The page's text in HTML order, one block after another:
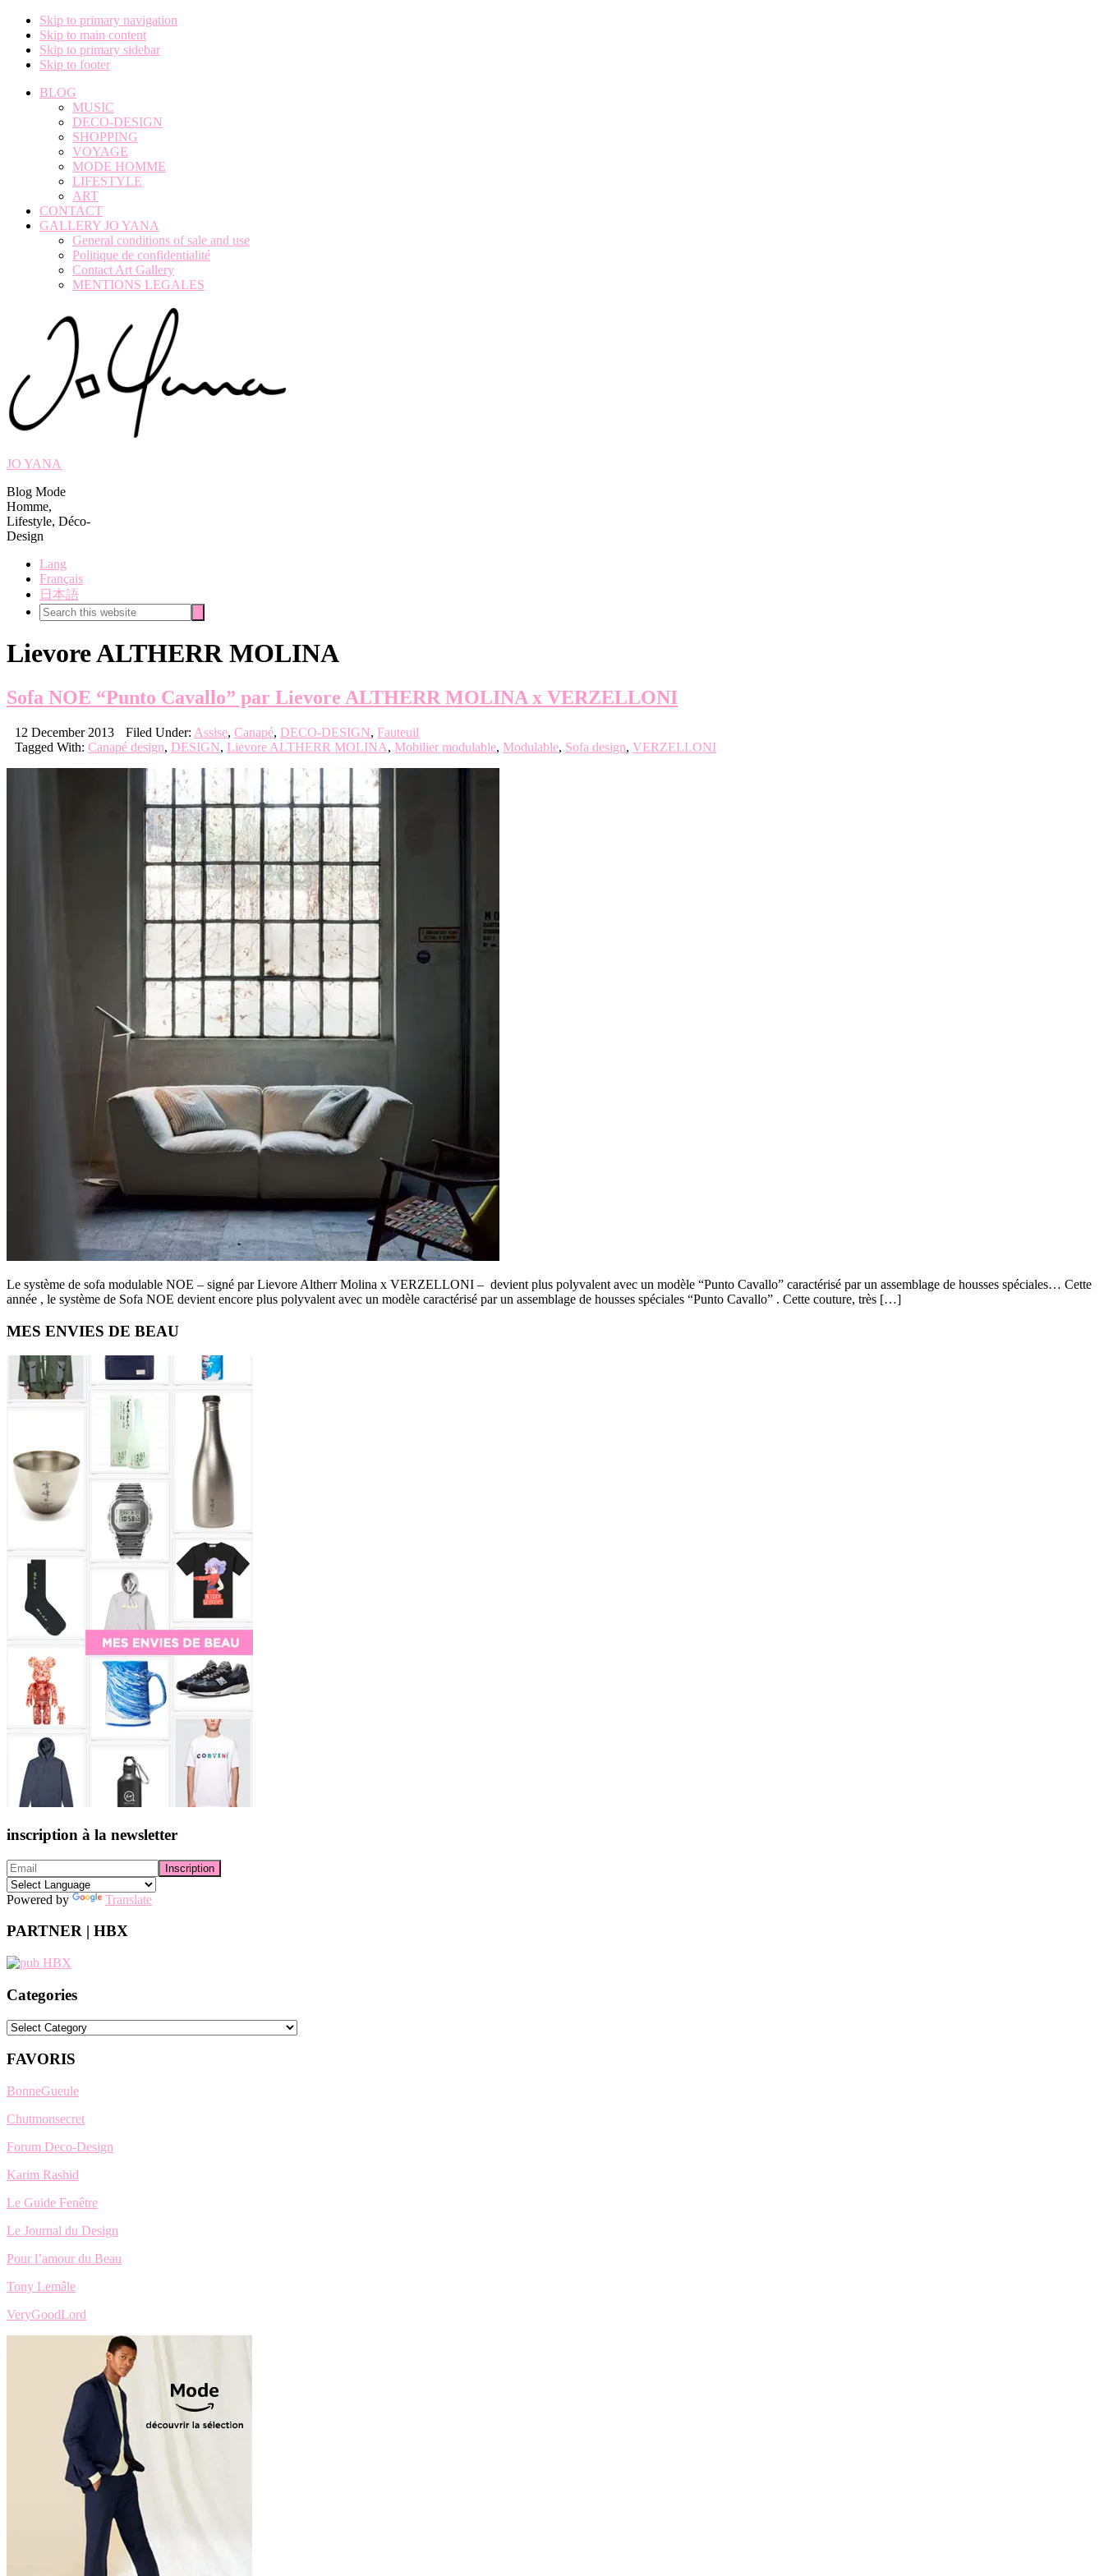
Skip to primary navigation
Skip to main content
Skip to primary sidebar
Skip to footer
BLOG
MUSIC
DECO-DESIGN
SHOPPING
VOYAGE
MODE HOMME
LIFESTYLE
ART
CONTACT
GALLERY JO YANA
General conditions of sale and use
Politique de confidentialité
Contact Art Gallery
MENTIONS LEGALES
JO YANA
Blog Mode
Homme,
Lifestyle, Déco-
Design
Lang
Français
日本語
Search
this
Lievore ALTHERR MOLINA
Sofa NOE “Punto Cavallo” par Lievore ALTHERR MOLINA x VERZELLONI
12 December 2013 Filed Under: Assise, Canapé, DECO-DESIGN, Fauteuil
Tagged With: Canapé design, DESIGN, Lievore ALTHERR MOLINA, Mobilier modulable, Modulable, Sofa design, VERZELLONI
Le système de sofa modulable NOE – signé par Lievore Altherr Molina x VERZELLONI – devient plus polyvalent avec un modèle “Punto Cavallo” caractérisé par un assemblage de housses spéciales… Cette
année , le système de Sofa NOE devient encore plus polyvalent avec un modèle caractérisé par un assemblage de housses spéciales “Punto Cavallo” . Cette couture, très […]
Primary
Sidebar
MES ENVIES DE BEAU
inscription à la newsletter
Powered by Translate
PARTNER | HBX
Categories
Categories
FAVORIS
BonneGueule
Chutmonsecret
Forum Deco-Design
Karim Rashid
Le Guide Fenêtre
Le Journal du Design
Pour l’amour du Beau
Tony Lemâle
VeryGoodLord